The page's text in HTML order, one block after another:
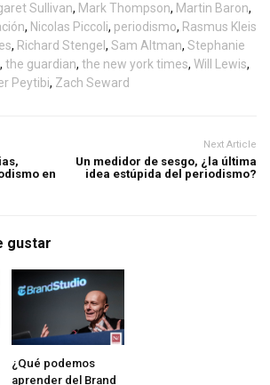
Sullivan, Mark Thompson, Martin Baron,
, Nicolas Piccoli, periodismo, Rasmus Kleis
, Richard Stengel , Sam Altman, Stephanie
, the guardian, the new york times, Will Lewis,
Peytibi, Zach Seward
en
Next Article
Un medidor de sesgo, ¿la última
idea estúpida del periodismo?
gustar
¿Qué podemos
aprender del Brand